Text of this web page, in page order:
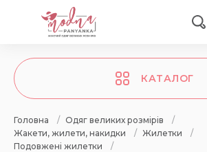
КАТАЛОГ
Головна / Одяг великих розмірів
/
Жакети, жилети, накидки
/ Жилетки
/
Подовжені жилетки
/